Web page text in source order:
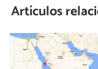
Artículos